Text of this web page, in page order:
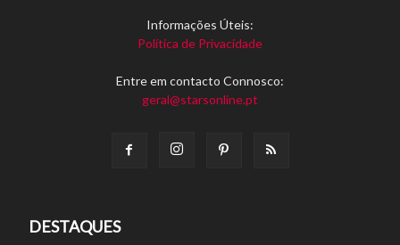
Informações Úteis:
Política de Privacidade
Entre em contacto Connosco:
geral@starsonline.pt
DESTAQUES